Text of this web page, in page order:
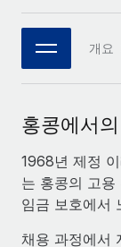
서비스
전문가 상담
글로벌 인사
신원 조사
전략적 기
플랫폼에
통합 및 AI
사례 연구
웨비나
이벤트
인사이트 센터
지원받기
한국어
개요
홍콩에서
1968년 제정
는 홍콩의 고용
임금 보호에서
채용 과정에서